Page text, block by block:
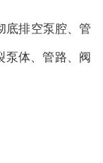
排空泵腔、管
泵体、管路、阀